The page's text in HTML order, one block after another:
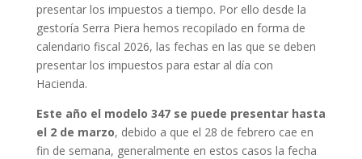
presentar los impuestos a tiempo. Por ello desde la
gestoría Serra Piera hemos recopilado en forma de
calendario fiscal 2026, las fechas en las que se deben
presentar los impuestos para estar al día con
Hacienda.
Este año el modelo 347 se puede presentar hasta
el 2 de marzo, debido a que el 28 de febrero cae en
fin de semana, generalmente en estos casos la fecha